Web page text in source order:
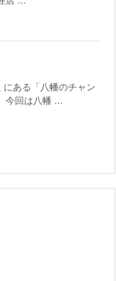
ある「八幡のチャン
今回は八幡 ...